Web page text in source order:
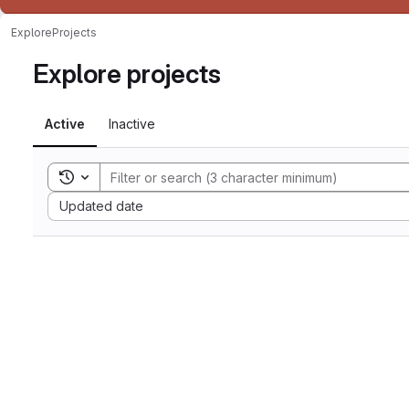
ExploreProjects
Explore projects
Active Inactive
Toggle search history
Updated date
Sort by: